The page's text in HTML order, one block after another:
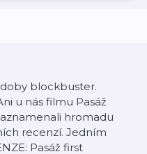
blockbuster.
u nás filmu Pasáž
hromadu
recenzí. Jedním
Pasáž first